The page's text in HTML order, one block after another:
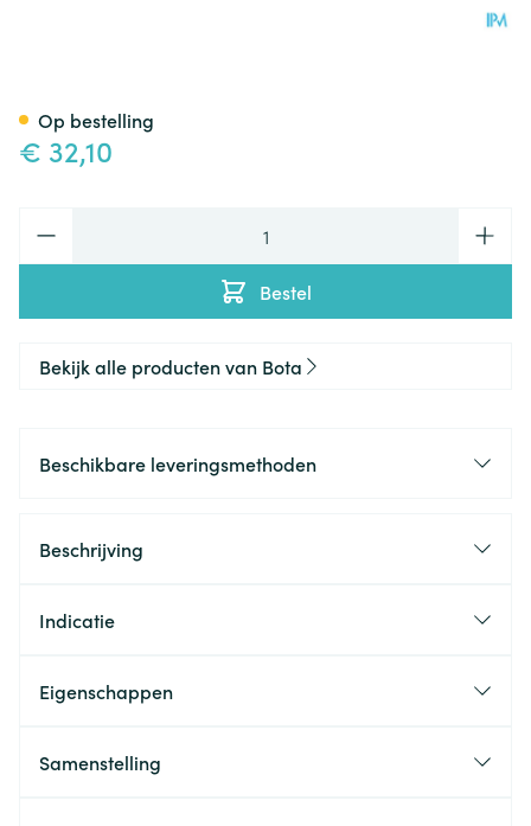
€ 32,10
Bestel
Op bestelling
Bekijk alle producten van Bota
Beschikbare leveringsmethoden
Beschrijving
Indicatie
Eigenschappen
Samenstelling